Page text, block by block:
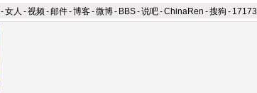
-女人 -视频-邮件-博客-微博- BBS-说吧-ChinaRen -搜狗 - 17173